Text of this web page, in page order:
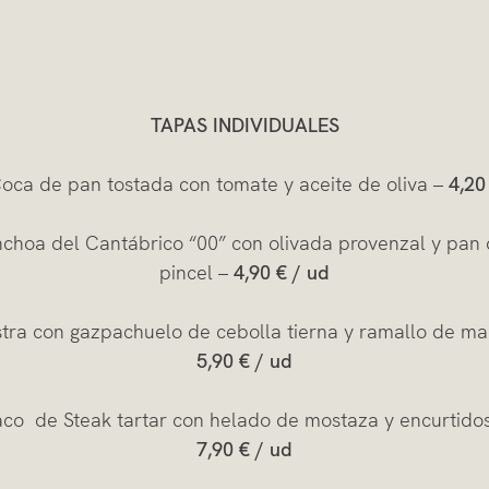
TAPAS INDIVIDUALES
de pan tostada con tomate y aceite de oliva –
del Cantábrico “00” con olivada provenzal y pan
pincel – 4,90 € / ud
con gazpachuelo de cebolla tierna y ramallo de
5,90 € / ud
de Steak tartar con helado de mostaza y
7,90 € / ud